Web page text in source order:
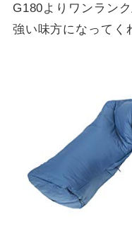
G180よりワンラン
強い味方になってく